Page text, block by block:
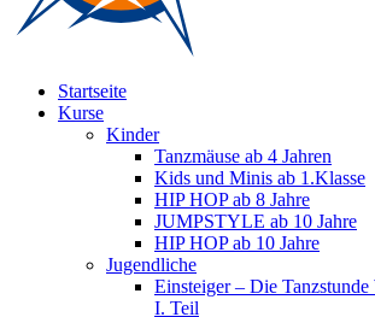
Startseite
Kurse
Kinder
Tanzmäuse ab 4 Jahren
Kids und Minis ab 1.Klasse
HIP HOP ab 8 Jahre
JUMPSTYLE ab 10 Jahre
HIP HOP ab 10 Jahre
Jugendliche
Einsteiger – Die
I. Teil